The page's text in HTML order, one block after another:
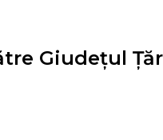
Giudețul